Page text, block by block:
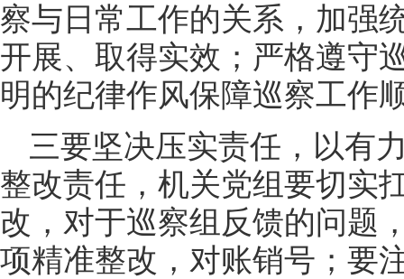
察与日常工作的关系，加强
开展、取得实效；严格遵守
明的纪律作风保障巡察工作
三要坚决压实责任，以有
整改责任，机关党组要切实
改，对于巡察组反馈的问题
项精准整改，对账销号；要